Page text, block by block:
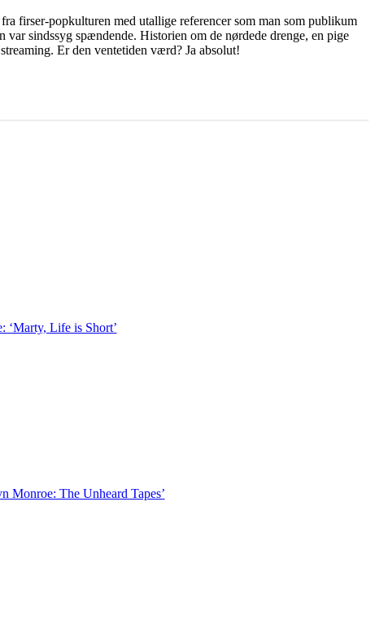
firser-popkulturen med utallige referencer som man som publikum
sindssyg spændende. Historien om de nørdede drenge, en pige
Er den ventetiden værd? Ja absolut!
‘Marty, Life is Short’
Monroe: The Unheard Tapes’